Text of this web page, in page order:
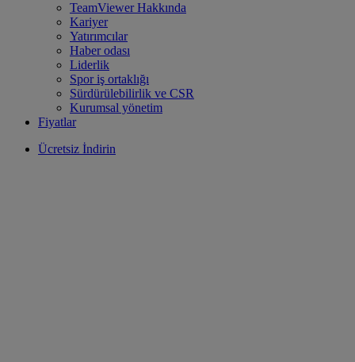
TeamViewer Hakkında
Kariyer
Yatırımcılar
Haber odası
Liderlik
Spor iş ortaklığı
Sürdürülebilirlik ve CSR
Kurumsal yönetim
Fiyatlar
Ücretsiz İndirin